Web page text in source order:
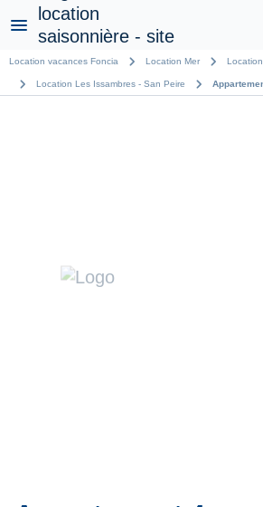
Menu
Location vacances Foncia chevron_right Location Mer chevron_right
chevron_right Location Les Issambres - San Peire chevron_right